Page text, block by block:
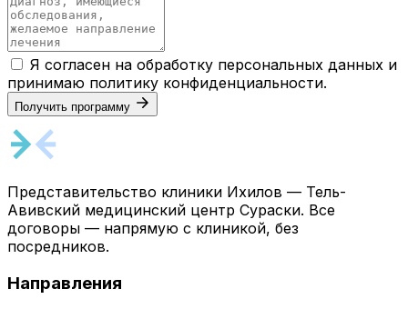
Я согласен на обработку персональных данных и
принимаю политику конфиденциальности.
Получить программу
Представительство клиники Ихилов — Тель-
Авивский медицинский центр Сураски. Все
договоры — напрямую с клиникой, без
посредников.
Направления